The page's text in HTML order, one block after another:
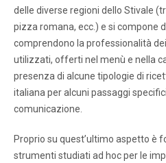
delle diverse regioni dello Stivale
pizza romana, ecc.) e si compone
comprendono la professionalità
utilizzati, offerti nel menù e nella
presenza di alcune tipologie di
italiana per alcuni passaggi
comunicazione.
Proprio su quest’ultimo aspetto è
strumenti studiati ad hoc per le